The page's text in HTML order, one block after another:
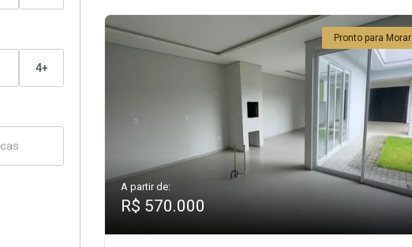
4+
Pronto para Morar
A partir de:
R$ 570.000